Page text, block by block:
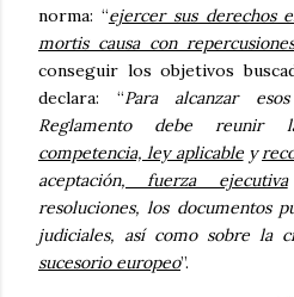
norma: “ejercer sus derechos
mortis causa con
conseguir los objetivos
declara: “Para alcanzar
Reglamento debe reunir
competencia, ley aplicabley
aceptación, fuerza ejecutiva
resoluciones, los documentos
judiciales, así como sobre la
sucesorio europeo”.